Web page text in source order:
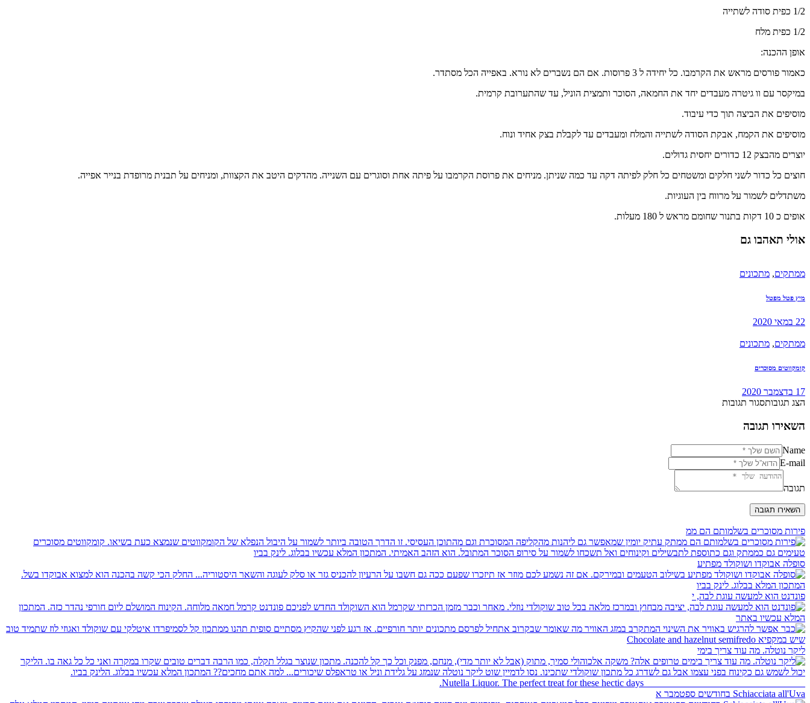
1/2 כפית סודה לשתייה
1/2 כפית מלח
אופן ההכנה:
כאמור פורסים מראש את הקרמבו. כל יחידה ל 3 פרוסות. אם הם נשברים לא נורא. באפייה הכל מסתדר.
במיקסר עם וו גיטרה מעבדים יחד את החמאה, הסוכר ותמצית הוניל, עד שהתערובת קרמית.
מוסיפים את הביצה תוך כדי עיבוד.
מוסיפים את הקמח, אבקת הסודה לשתייה והמלח ומעבדים עד לקבלת בצק אחיד ונוח.
יוצרים מהבצק 12 כדורים יחסית גדולים.
חוצים כל כדור לשני חלקים ומשטחים כל חלק לפיתה דקה עד כמה שניתן. מניחים את פרוסת הקרמבו על פיתה אחת וסוגרים עם השנייה. מהדקים היטב את הקצוות, ומניחים על תבנית מרופדת בנייר אפייה.
משתדלים לשמור על מרווח בין העוגיות.
אופים כ 10 דקות בתנור שחומם מראש ל 180 מעלות.
אולי תאהבו גם
ממתקים, מתכונים
מיץ פטל מפטל
22 במאי 2020
ממתקים, מתכונים
קומקווטים מסוכרים
17 בדצמבר 2020
הצג תגובותסגור תגובות
השאירו תגובה
Name
E-mail
תגובה
פירות מסוכרים בשלמותם הם ממ
סופלה אבוקדו ושוקולד מפתיע
פונדנט הוא למעשה עוגת לבה, י
ליקר נוטלה. מה עוד צריך בימי
Schiacciata all'Uva בחודשים ספטמבר א